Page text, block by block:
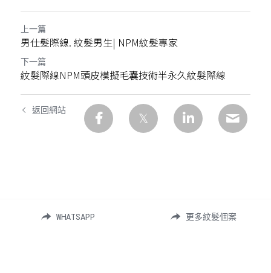
上一篇
男仕髮際線. 紋髮男生| NPM紋髮專家
下一篇
紋髮際線NPM頭皮模擬毛囊技術半永久紋髮際線
返回網站
WHATSAPP 更多紋髮個案